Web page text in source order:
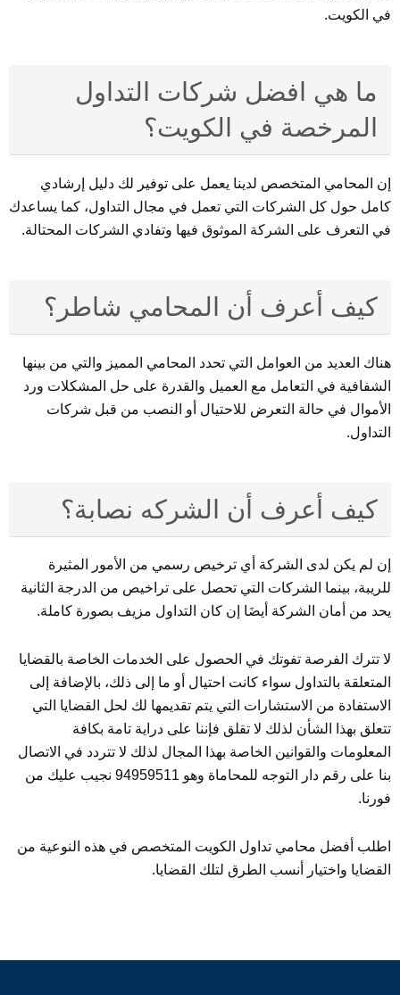
في الكويت.
ما هي افضل شركات التداول
المرخصة في الكويت؟
إن المحامي المتخصص لدينا يعمل على توفير لك دليل إرشادي
كامل حول كل الشركات التي تعمل في مجال التداول، كما يساعدك
في التعرف على الشركة الموثوق فيها وتفادي الشركات المحتالة.
كيف أعرف أن المحامي شاطر؟
هناك العديد من العوامل التي تحدد المحامي المميز والتي من بينها
الشفافية في التعامل مع العميل والقدرة على حل المشكلات ورد
الأموال في حالة التعرض للاحتيال أو النصب من قبل شركات
التداول.
كيف أعرف أن الشركه نصابة؟
إن لم يكن لدى الشركة أي ترخيص رسمي من الأمور المثيرة
للريبة، بينما الشركات التي تحصل على تراخيص من الدرجة الثانية
يحد من أمان الشركة أيضَا إن كان التداول مزيف بصورة كاملة.
لا تترك الفرصة تفوتك في الحصول على الخدمات الخاصة بالقضايا
المتعلقة بالتداول سواء كانت احتيال أو ما إلى ذلك، بالإضافة إلى
الاستفادة من الاستشارات التي يتم تقديمها لك لحل القضايا التي
تتعلق بهذا الشأن لذلك لا تقلق فإننا على دراية تامة بكافة
المعلومات والقوانين الخاصة بهذا المجال لذلك لا تتردد في الاتصال
بنا على رقم دار التوجه للمحاماة وهو 94959511 نجيب عليك من
فورنا.
اطلب أفضل محامي تداول الكويت المتخصص في هذه النوعية من
القضايا واختيار أنسب الطرق لتلك القضايا.